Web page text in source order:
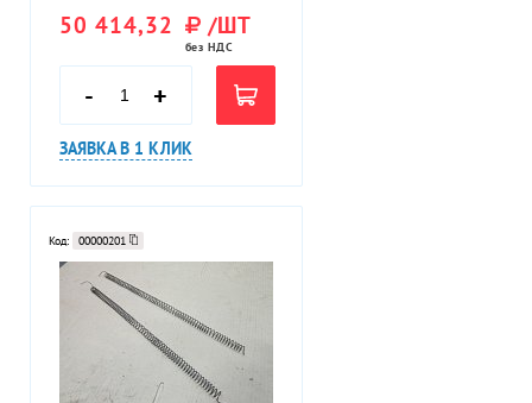
50 414,32 /ШТ
без НДС
- +
ЗАЯВКА В 1 КЛИК
Код: 00000201